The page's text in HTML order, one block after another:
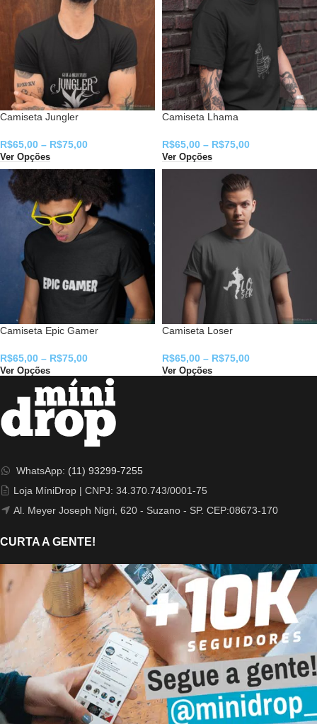
Camiseta Jungler
R$65,00 – R$75,00
Ver Opções
Camiseta Lhama
R$65,00 – R$75,00
Ver Opções
Camiseta Epic Gamer
R$65,00 – R$75,00
Ver Opções
Camiseta Loser
R$65,00 – R$75,00
Ver Opções
WhatsApp: (11) 93299-7255
Loja MíniDrop | CNPJ: 34.370.743/0001-75
Al. Meyer Joseph Nigri, 620 - Suzano - SP. CEP:08673-170
CURTA A GENTE!